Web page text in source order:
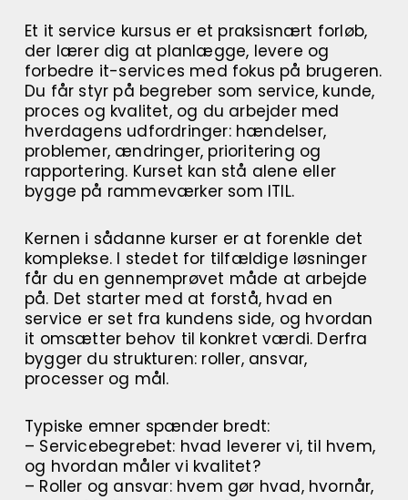
Et it service kursus er et praksisnært forløb,
der lærer dig at planlægge, levere og
forbedre it-services med fokus på brugeren.
Du får styr på begreber som service, kunde,
proces og kvalitet, og du arbejder med
hverdagens udfordringer: hændelser,
problemer, ændringer, prioritering og
rapportering. Kurset kan stå alene eller
bygge på rammeværker som ITIL.
Kernen i sådanne kurser er at forenkle det
komplekse. I stedet for tilfældige løsninger
får du en gennemprøvet måde at arbejde
på. Det starter med at forstå, hvad en
service er set fra kundens side, og hvordan
it omsætter behov til konkret værdi. Derfra
bygger du strukturen: roller, ansvar,
processer og mål.
Typiske emner spænder bredt:
– Servicebegrebet: hvad leverer vi, til hvem,
og hvordan måler vi kvalitet?
– Roller og ansvar: hvem gør hvad, hvornår,